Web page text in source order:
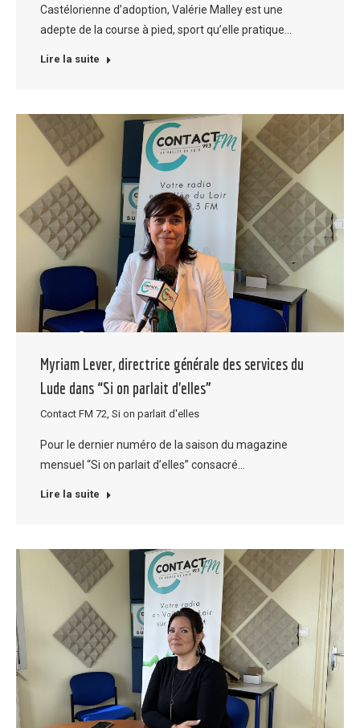
Castélorienne d’adoption, Valérie Malley est une
adepte de la course à pied, sport qu’elle pratique…
Lire la suite
Myriam Lever, directrice générale des services du
Lude dans “Si on parlait d’elles”
Contact FM 72 Si on parlait d'elles
Pour le dernier numéro de la saison du magazine
mensuel “Si on parlait d’elles” consacré…
Lire la suite